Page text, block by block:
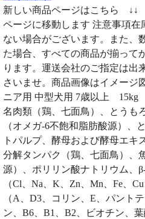
新しい商品ページはこちら ↓↓
ページに移動します 注意事項
ない場合がございます。また、
た場合、すべての商品が揃って
ります。運送会社のご指定は出
さいませ。商品画像はイメー
ニア用 中型犬用 7歳以上
名肉類（鶏、七面鳥）、とうも
（オメガ-6不飽和脂肪酸源）、
トパルプ、酵母および酵母エキ
分解タンパク（鶏、七面鳥）、
源）、ポリリン酸ナトリウム、
（Cl、Na、K、Zn、Mn、Fe、
（A、D3、コリン、E、パント
ン、B6、B1、B2、ビオチン、